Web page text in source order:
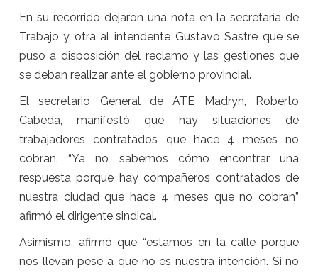
En su recorrido dejaron una nota en la secretaría de
Trabajo y otra al intendente Gustavo Sastre que se
puso a disposición del reclamo y las gestiones que
se deban realizar ante el gobierno provincial.
El secretario General de ATE Madryn, Roberto
Cabeda, manifestó que hay situaciones de
trabajadores contratados que hace 4 meses no
cobran. “Ya no sabemos cómo encontrar una
respuesta porque hay compañeros contratados de
nuestra ciudad que hace 4 meses que no cobran”
afirmó el dirigente sindical.
Asimismo, afirmó que “estamos en la calle porque
nos llevan pese a que no es nuestra intención. Si no